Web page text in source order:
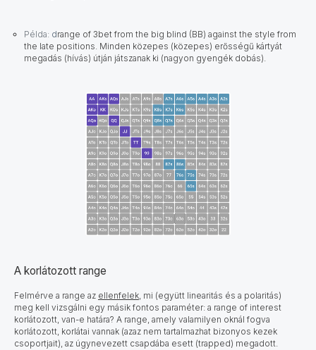
Példa: drange of 3bet from the big blind (BB) against the style from
the late positions. Minden közepes (közepes) erősségű kártyát
megadás (hívás) útján játszanak ki (nagyon gyengék dobás).
A korlátozott range
Felmérve a range az ellenfelek, mi (együtt linearitás és a polaritás)
meg kell vizsgálni egy másik fontos paraméter: a range of interest
korlátozott, van-e határa? A range, amely valamilyen oknál fogva
korlátozott, korlátai vannak (azaz nem tartalmazhat bizonyos kezek
csoportjait), az úgynevezett csapdába esett (trapped) megadott.